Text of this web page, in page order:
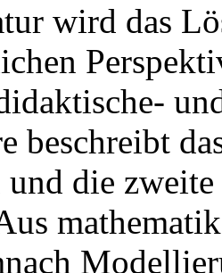
wird das
beschreibt
die